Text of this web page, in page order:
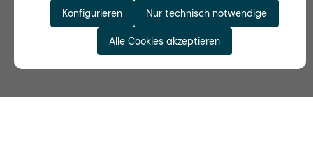
Nur technisch notwendige
Konfigurieren
Alle Cookies akzeptieren